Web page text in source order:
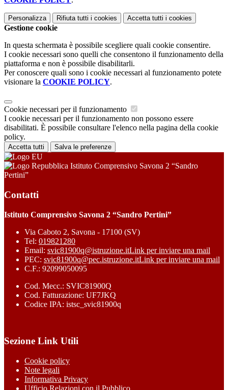
Personalizza Rifiuta tutti i cookies Accetta tutti i cookies
Gestione cookie
In questa schermata è possibile scegliere quali cookie consentire.
I cookie necessari sono quelli che consentono il funzionamento della
piattaforma e non è possibile disabilitarli.
Per conoscere quali sono i cookie necessari al funzionamento potete
visionare la COOKIE POLICY.
Cookie necessari per il funzionamento
I cookie necessari per il funzionamento non possono essere
disabilitati. È possibile consultare l'elenco nella pagina della cookie
policy.
Accetta tutti Salva le preferenze
Istituto Comprensivo Savona 2 “Sandro
Pertini”
Contatti
Istituto Comprensivo Savona 2 “Sandro Pertini”
Via Caboto 2, Savona - 17100 (SV)
Tel: 019821280
Email: svic81900q@istruzione.itLink per inviare una mail
PEC: svic81900q@pec.istruzione.itLink per inviare una mail
C.F.: 92099050095
Cod. Mecc.: SVIC81900Q
Cod. Fatturazione: UF7JKQ
Codice IPA: istsc_svic81900q
Sezione Link Utili
Cookie policy
Note legali
Informativa Privacy
Ufficio Relazioni con il Pubblico